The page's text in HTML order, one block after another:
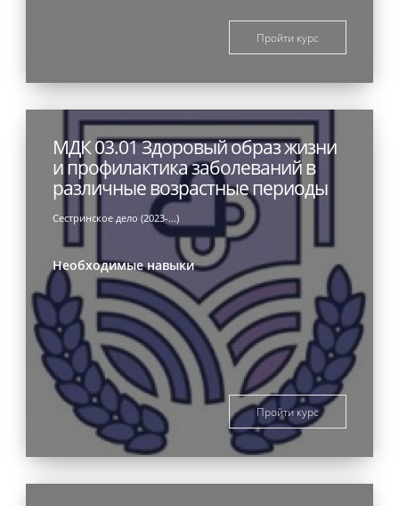
Пройти курс
МДК 03.01 Здоровый образ жизни
и профилактика заболеваний в
различные возрастные периоды
Сестринское дело (2023-...)
Необходимые навыки
Пройти курс